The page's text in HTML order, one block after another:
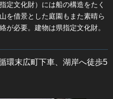
定文化財）には船の構造をたく
を借景とした庭園もまた素晴ら
が必要。建物は県指定文化財。
環末広町下車、湖岸へ徒歩5